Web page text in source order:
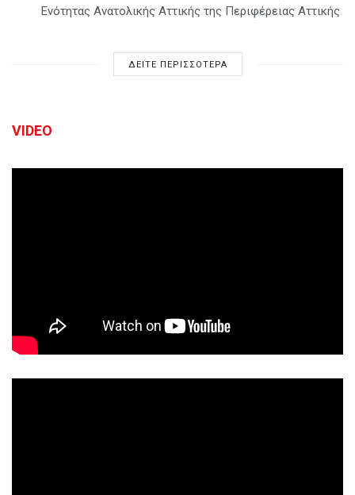
Ενότητας Ανατολικής Αττικής της Περιφέρειας Αττικής
ΔΕΙΤΕ ΠΕΡΙΣΣΟΤΕΡΑ
VIDEO